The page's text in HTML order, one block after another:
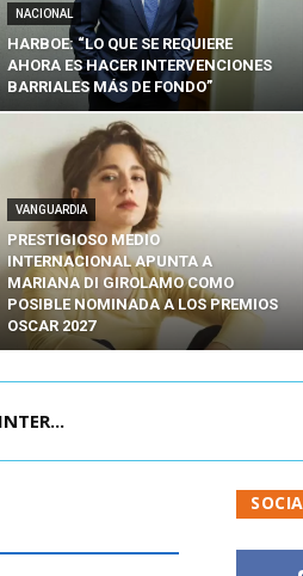
NACIONAL
HARBOE: “LO QUE SE REQUIERE
AHORA ES HACER INTERVENCIONES
BARRIALES MÁS DE FONDO”
VANGUARDIA
PRESTIGIOSO MEDIO
INTERNACIONAL APUNTA A
MARIANA DI GIROLAMO COMO
POSIBLE NOMINADA A LOS PREMIOS
OSCAR 2027
ENC...